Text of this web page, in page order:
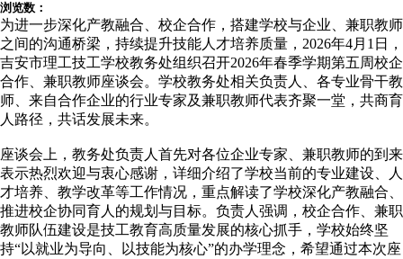
浏览数：
为进一步深化产教融合、校企合作，搭建学校与企业、兼职教师
之间的沟通桥梁，持续提升技能人才培养质量，2026年4月1日，
吉安市理工技工学校教务处组织召开2026年春季学期第五周校企
合作、兼职教师座谈会。学校教务处相关负责人、各专业骨干教
师、来自合作企业的行业专家及兼职教师代表齐聚一堂，共商育
人路径，共话发展未来。
座谈会上，教务处负责人首先对各位企业专家、兼职教师的到来
表示热烈欢迎与衷心感谢，详细介绍了学校当前的专业建设、人
才培养、教学改革等工作情况，重点解读了学校深化产教融合、
推进校企协同育人的规划与目标。负责人强调，校企合作、兼职
教师队伍建设是技工教育高质量发展的核心抓手，学校始终坚
持“以就业为导向、以技能为核心”的办学理念，希望通过本次座